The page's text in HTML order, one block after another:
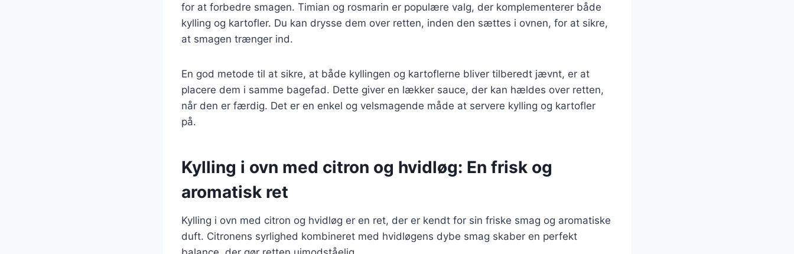
for at forbedre smagen. Timian og rosmarin er populære valg, der komplementerer både
kylling og kartofler. Du kan drysse dem over retten, inden den sættes i ovnen, for at sikre,
at smagen trænger ind.
En god metode til at sikre, at både kyllingen og kartoflerne bliver tilberedt jævnt, er at
placere dem i samme bagefad. Dette giver en lækker sauce, der kan hældes over retten,
når den er færdig. Det er en enkel og velsmagende måde at servere kylling og kartofler
på.
Kylling i ovn med citron og hvidløg: En frisk og
aromatisk ret
Kylling i ovn med citron og hvidløg er en ret, der er kendt for sin friske smag og aromatiske
duft. Citronens syrlighed kombineret med hvidløgens dybe smag skaber en perfekt